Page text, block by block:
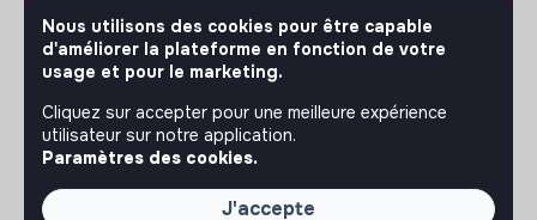
SUIVEZ-NOUS
© 2026 jobs that makesense.
Nous utilisons des cookies pour être capable
d'améliorer la plateforme en fonction de votre
usage et pour le marketing.
Cliquez sur accepter pour une meilleure expérience
utilisateur sur notre application.
Paramètres des cookies.
J'accepte